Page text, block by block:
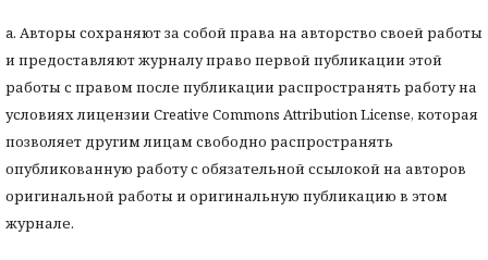
a. Авторы сохраняют за собой права на авторство своей работы
и предоставляют журналу право первой публикации этой
работы с правом после публикации распространять работу на
условиях лицензии Creative Commons Attribution License, которая
позволяет другим лицам свободно распространять
опубликованную работу с обязательной ссылокой на авторов
оригинальной работы и оригинальную публикацию в этом
журнале.